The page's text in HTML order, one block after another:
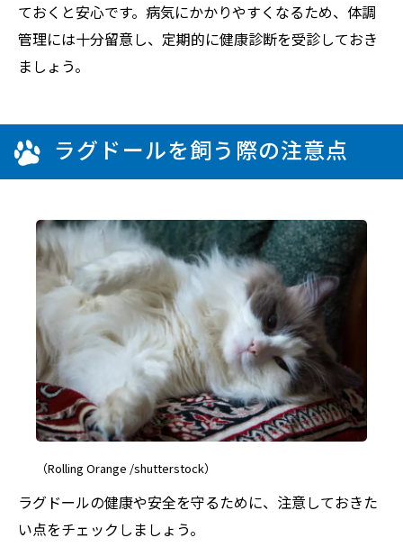
ておくと安心です。病気にかかりやすくなるため、体調
管理には十分留意し、定期的に健康診断を受診しておき
ましょう。
ラグドールを飼う際の注意点
（Rolling Orange /shutterstock）
ラグドールの健康や安全を守るために、注意しておきた
い点をチェックしましょう。